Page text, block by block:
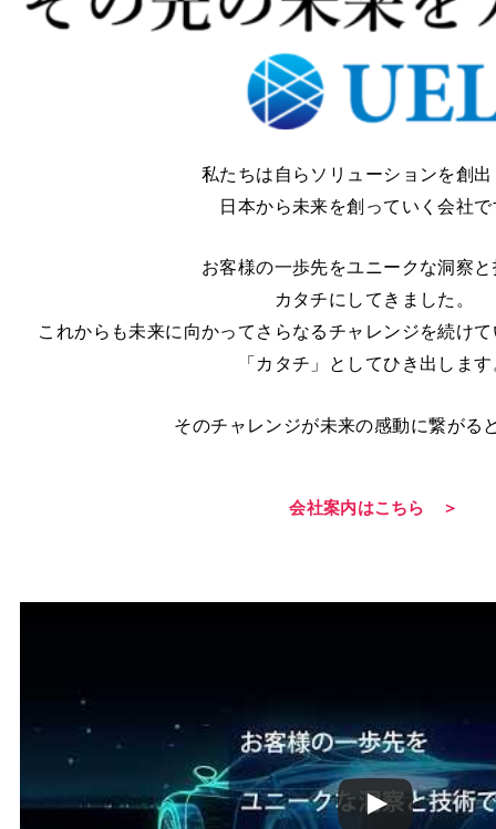
私たちは自らソリューションを創
日本から未来を創っていく会社
お客様の⼀歩先をユニークな洞察
カタチにしてきました。
これからも未来に向かってさらなるチャレンジを続け
「カタチ」としてひき出しま
そのチャレンジが未来の感動に繋がる
会社案内はこちら ＞